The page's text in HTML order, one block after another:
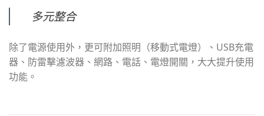
多元整合
除了電源使用外，更可附加照明（移動式電燈）、USB充電
器、防雷擊濾波器、網路、電話、電燈開關，大大提升使用
功能。